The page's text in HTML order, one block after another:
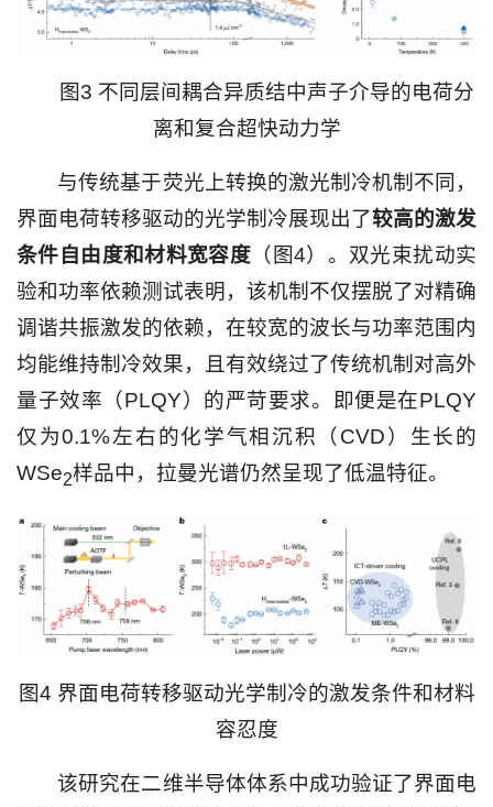
图3 不同层间耦合异质结中声子介导的电荷分
离和复合超快动力学
与传统基于荧光上转换的激光制冷机制不同，
界面电荷转移驱动的光学制冷展现出了较高的激发
条件自由度和材料宽容度 （图4）。双光束扰动实
验和功率依赖测试表明，该机制不仅摆脱了对精确
调谐共振激发的依赖，在较宽的波长与功率范围内
均能维持制冷效果，且有效绕过了传统机制对高外
量子效率（PLQY）的严苛要求。即便是在PLQY
仅为0.1%左右的化学气相沉积（CVD）生长的
WSe2样品中，拉曼光谱仍然呈现了低温特征。
图4 界面电荷转移驱动光学制冷的激发条件和材料
容忍度
该研究在二维半导体体系中成功验证了界面电